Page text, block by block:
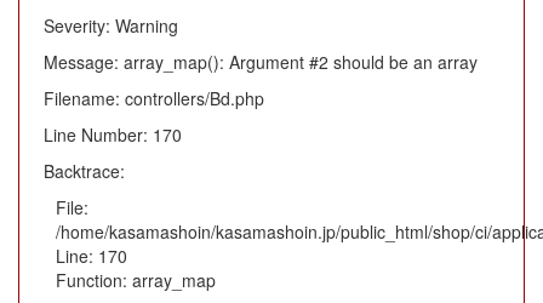
Severity: Warning
Message: array_map(): Argument #2 should be an array
Filename: controllers/Bd.php
Line Number: 170
Backtrace:
File:
/home/kasamashoin/kasamashoin.jp/public_html/shop/ci/
Line: 170
Function: array_map